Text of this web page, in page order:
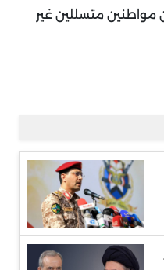
مواطنين متسللين غير